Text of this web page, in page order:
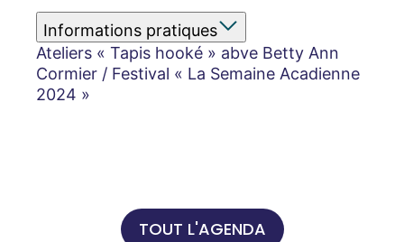
Informations pratiques
Ateliers « Tapis hooké » abve Betty Ann
Cormier / Festival « La Semaine Acadienne
2024 »
TOUT L'AGENDA